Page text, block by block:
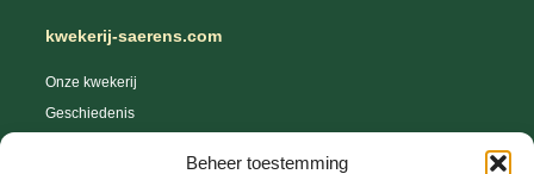
Beheer toestemming
kwekerij-saerens.com
Onze kwekerij
Geschiedenis